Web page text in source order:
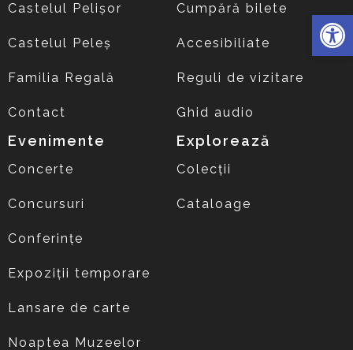
Castelul Pelișor
Castelul Peleș
Familia Regală
Contact
Cumpără bilete
Accesibiliate
Reguli de vizitare
Ghid audio
Evenimente
Concerte
Concursuri
Conferințe
Expoziții temporare
Lansare de carte
Noaptea Muzeelor
Explorează
Colecții
Cataloage